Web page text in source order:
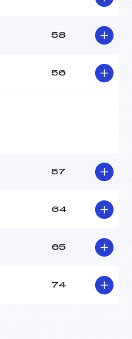
58
56
57
64
65
74